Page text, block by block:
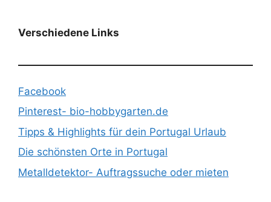
Verschiedene Links
Facebook
Pinterest- bio-hobbygarten.de
Tipps & Highlights für dein Portugal Urlaub
Die schönsten Orte in Portugal
Metalldetektor- Auftragssuche oder mieten